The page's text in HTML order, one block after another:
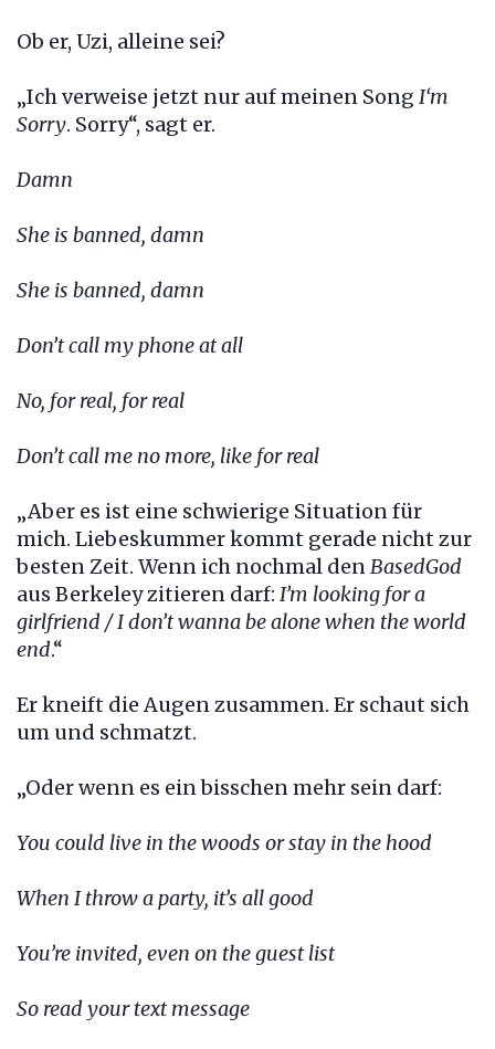
Ob er, Uzi, alleine sei?
„Ich verweise jetzt nur auf meinen Song I‘m
Sorry. Sorry“, sagt er.
Damn
She is banned, damn
She is banned, damn
Don’t call my phone at all
No, for real, for real
Don’t call me no more, like for real
„Aber es ist eine schwierige Situation für
mich. Liebeskummer kommt gerade nicht zur
besten Zeit. Wenn ich nochmal denBasedGod
aus Berkeley zitieren darf: I’m looking for a
girlfriend / I don’t wanna be alone when the world
end.“
Er kneift die Augen zusammen. Er schaut sich
um und schmatzt.
„Oder wenn es ein bisschen mehr sein darf:
You could live in the woods or stay in the hood
When I throw a party, it’s all good
You’re invited, even on the guest list
So read your text message